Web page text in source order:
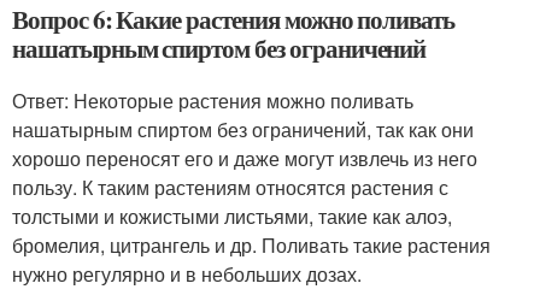
Вопрос 6: Какие растения можно поливать
нашатырным спиртом без ограничений
Ответ: Некоторые растения можно поливать
нашатырным спиртом без ограничений, так как они
хорошо переносят его и даже могут извлечь из него
пользу. К таким растениям относятся растения с
толстыми и кожистыми листьями, такие как алоэ,
бромелия, цитрангель и др. Поливать такие растения
нужно регулярно и в небольших дозах.